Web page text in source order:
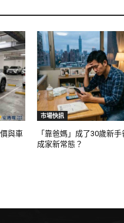
與車
市場快訊
「靠爸媽」成了30歲新
成家新常態？